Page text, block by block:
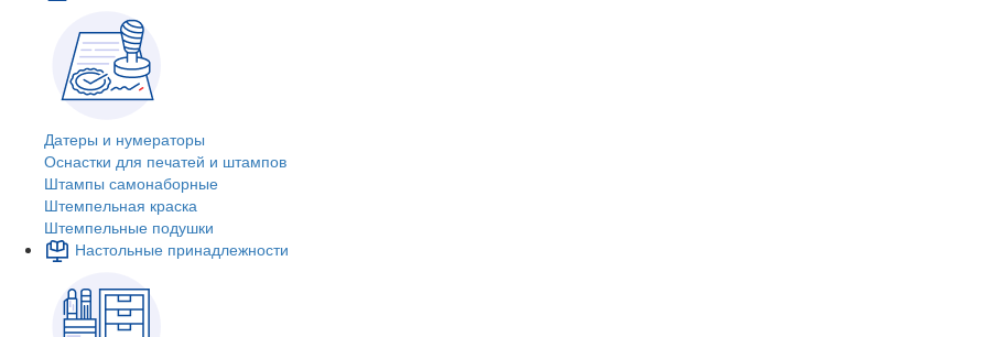
Датеры и нумераторы
Оснастки для печатей и штампов
Штампы самонаборные
Штемпельная краска
Штемпельные подушки
Настольные принадлежности